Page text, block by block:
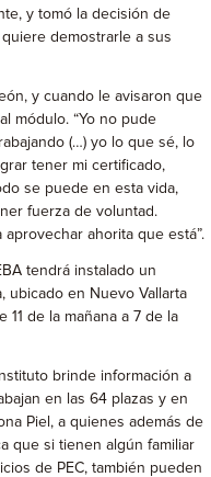
y tomó la decisión de
demostrarle a sus
y cuando le avisaron que
módulo. “Yo no pude
(…) yo lo que sé, lo
tener mi certificado,
se puede en esta vida,
fuerza de voluntad.
ahorita que está”.
tendrá instalado un
ubicado en Nuevo Vallarta
de la mañana a 7 de la
brinde información a
en las 64 plazas y en
Piel, a quienes además de
que si tienen algún familiar
de PEC, también pueden